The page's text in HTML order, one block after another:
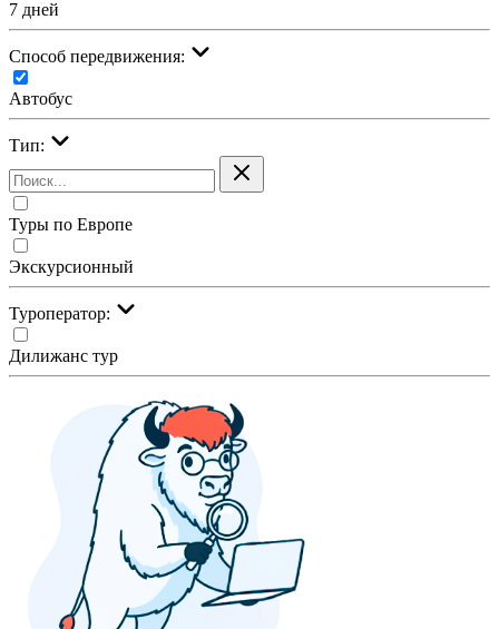
7 дней
Cпособ передвижения:
Автобус
Тип:
Туры по Европе
Экскурсионный
Туроператор:
Дилижанс тур